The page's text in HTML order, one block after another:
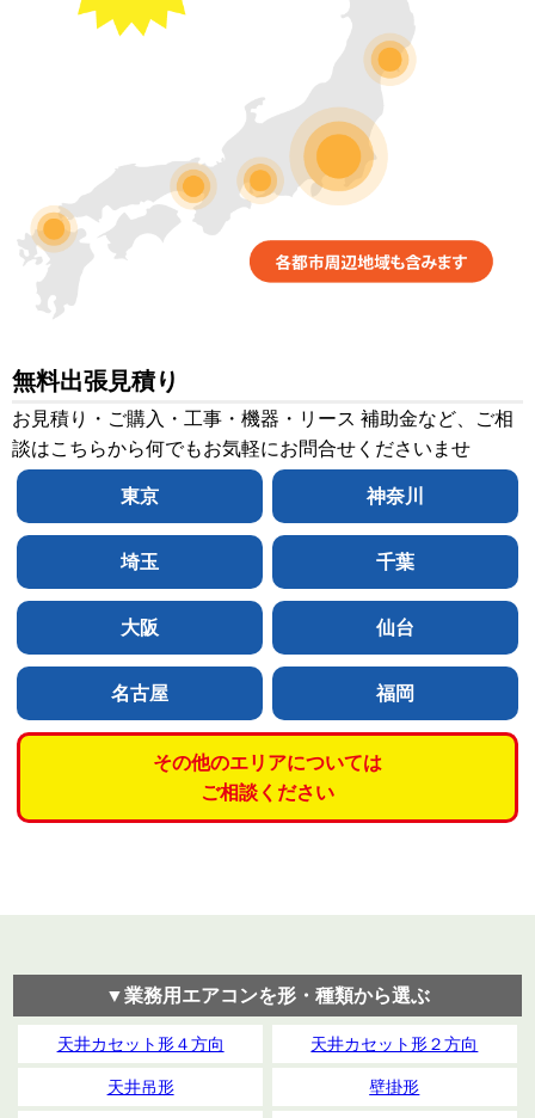
無料出張見積り
お見積り・ご購入・工事・機器・リース 補助金など、ご相
談はこちらから何でもお気軽にお問合せくださいませ
東京 神奈川
埼玉 千葉
大阪 仙台
名古屋 福岡
その他のエリアについては
ご相談ください
▼業務用エアコンを形・種類から選ぶ
天井カセット形４方向 天井カセット形２方向
天井吊形 壁掛形